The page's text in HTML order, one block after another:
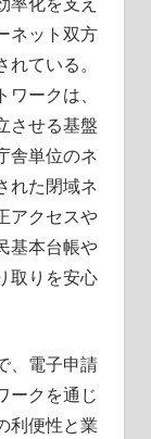
ネット双方
ている。
ークは、
させる基盤
舎単位のネ
れた閉域ネ
アクセスや
基本台帳や
取りを安心
、電子申請
ークを通じ
利便性と業